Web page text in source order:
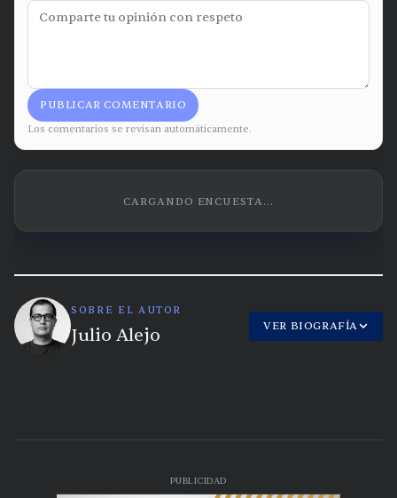
PUBLICAR COMENTARIO
Los comentarios se revisan automáticamente.
CARGANDO ENCUESTA...
SOBRE EL AUTOR
Julio Alejo VER BIOGRAFÍA
PUBLICIDAD